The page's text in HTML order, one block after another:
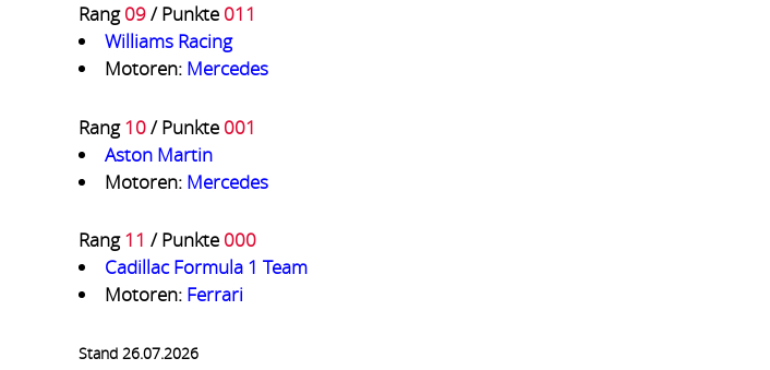
Rang09/ Punkte 011
Williams Racing
Motoren: Mercedes
Rang10/ Punkte 001
Aston Martin
Motoren: Mercedes
Rang11 / Punkte 000
Cadillac Formula 1 Team
Motoren: Ferrari
Stand 26.07.2026